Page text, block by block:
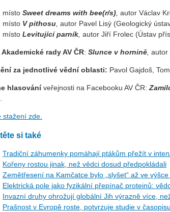
místo Sweet dreams with bee(r/s), autor Václav
místo V pithosu, autor Pavel Lisý (Geologický
místo Levitující parník, autor Jiří Frolec (Ústav
Akademické rady AV ČR: Slunce v hornině, autor
za jednotlivé vědní oblasti: Pavol Gajdoš,
hlasováníveřejnosti na Facebooku AV ČR:
stažení zde.
si také
Tradiční záhumenky pomáhají ptákům přežít v
Kořeny rostou jinak, než vědci dosud předpokládali
Zemětřesení na Kamčatce bylo „slyšet“ až ve
Elektrická pole jako fyzikální přepínač proteinů:
Invazní druhy ohrožují globální Jih výrazně více,
Prašnost v Evropě roste, potvrzuje studie v